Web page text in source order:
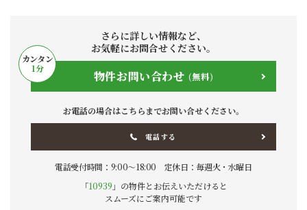
さらに詳しい情報など、
お気軽にお問合せください。
カンタン
1分
物件お問い合わせ (無料)
お電話の場合はこちらまでお問い合せください。
電話する
電話受付時間：9:00〜18:00 定休日：毎週火・水曜日
「10939 」の物件とお伝えいただけると
スムーズにご案内可能です